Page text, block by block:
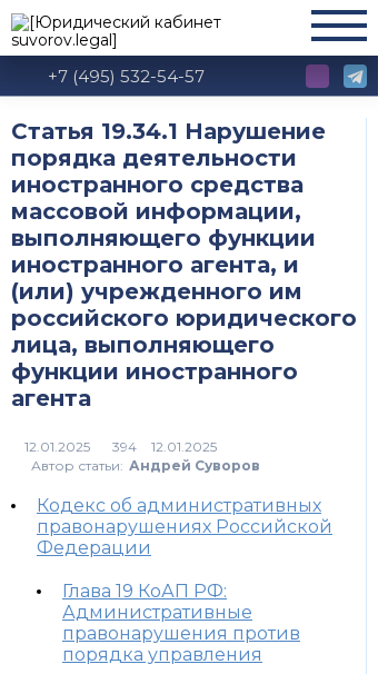
+7 (495) 532-54-57
Статья 19.34.1 Нарушение
порядка деятельности
иностранного средства
массовой информации,
выполняющего функции
иностранного агента, и
(или) учрежденного им
российского юридического
лица, выполняющего
функции иностранного
агента
394
Автор статьи: Андрей Суворов
Кодекс об административных
правонарушениях Российской
Федерации
Глава 19 КоАП РФ:
Административные
правонарушения против
порядка управления